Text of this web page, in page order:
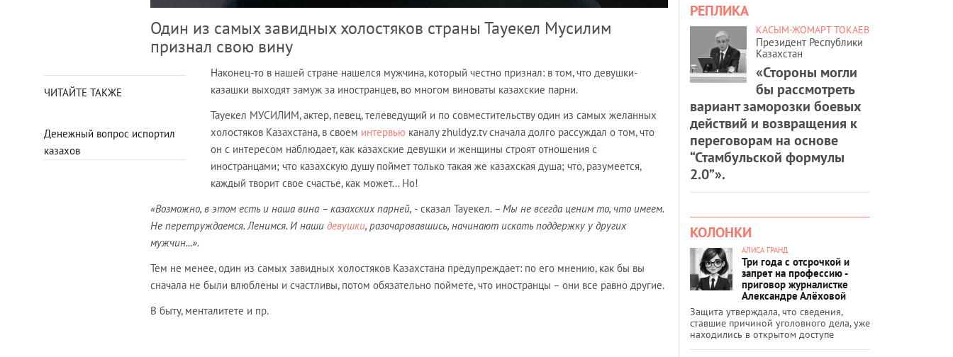
Один из самых завидных холостяков страны Тауекел Мусилим
признал свою вину
ЧИТАЙТЕ ТАКЖЕ
Денежный вопрос испортил
казахов
Наконец-то в нашей стране нашелся мужчина, который честно признал: в том, что девушки-
казашки выходят замуж за иностранцев, во многом виноваты казахские парни.
Тауекел МУСИЛИМ, актер, певец, телеведущий и по совместительству один из самых желанных
холостяков Казахстана, в своем интервью каналу zhuldyz.tv сначала долго рассуждал о том, что
он с интересом наблюдает, как казахские девушки и женщины строят отношения с
иностранцами; что казахскую душу поймет только такая же казахская душа; что, разумеется,
каждый творит свое счастье, как может... Но!
«Возможно, в этом есть и наша вина – казахских парней, - сказал Тауекел. – Мы не всегда ценим то, что имеем.
Не перетруждаемся. Ленимся. И наши девушки, разочаровавшись, начинают искать поддержку у других
мужчин...».
Тем не менее, один из самых завидных холостяков Казахстана предупреждает: по его мнению, как бы вы
сначала не были влюблены и счастливы, потом обязательно поймете, что иностранцы – они все равно другие.
В быту, менталитете и пр.
РЕПЛИКА
КАСЫМ-ЖОМАРТ ТОКАЕВ
Президент Республики
Казахстан
«Стороны могли
бы рассмотреть
вариант заморозки боевых
действий и возвращения к
переговорам на основе
“Стамбульской формулы
2.0”».
КОЛОНКИ
АЛИСА ГРАНД
Три года с отсрочкой и
запрет на профессию -
приговор журналистке
Александре Алёховой
Защита утверждала, что сведения,
ставшие причиной уголовного дела, уже
находились в открытом доступе